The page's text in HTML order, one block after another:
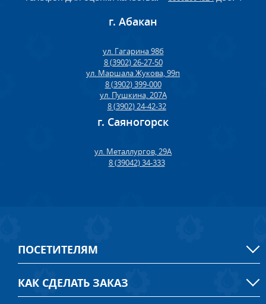
г. Абакан
ул. Гагарина 98б
8 (3902) 26-27-50
ул. Маршала Жукова, 99п
8 (3902) 399-000
ул. Пушкина, 207А
8 (3902) 24-42-32
г. Саяногорск
ул. Металлургов, 29А
8 (39042) 34-333
ПОСЕТИТЕЛЯМ
КАК СДЕЛАТЬ ЗАКАЗ